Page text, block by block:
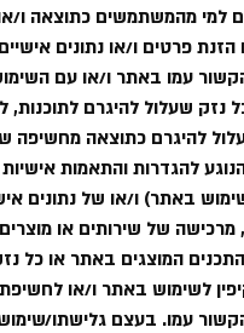
למי מהמשתמשים כתוצאה ו/
פרטים ו/או נתונים
עמו באתר ו/או עם
נזק שעלול להיגרם לתוכנות,
להיגרם כתוצאה מחשיפה
להגדרות והתאמות
באתר) ו/או של נתונים
מרכישה של שירותים או
המוצגים באתר או כל
לשימוש באתר ו/או
עמו. בעצם גלישתו/